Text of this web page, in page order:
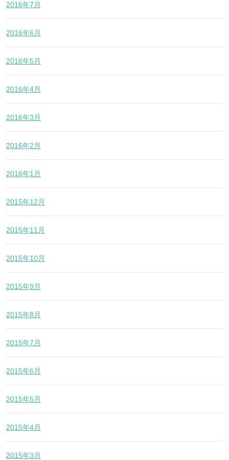
2016年7月
2016年6月
2016年5月
2016年4月
2016年3月
2016年2月
2016年1月
2015年12月
2015年11月
2015年10月
2015年9月
2015年8月
2015年7月
2015年6月
2015年5月
2015年4月
2015年3月